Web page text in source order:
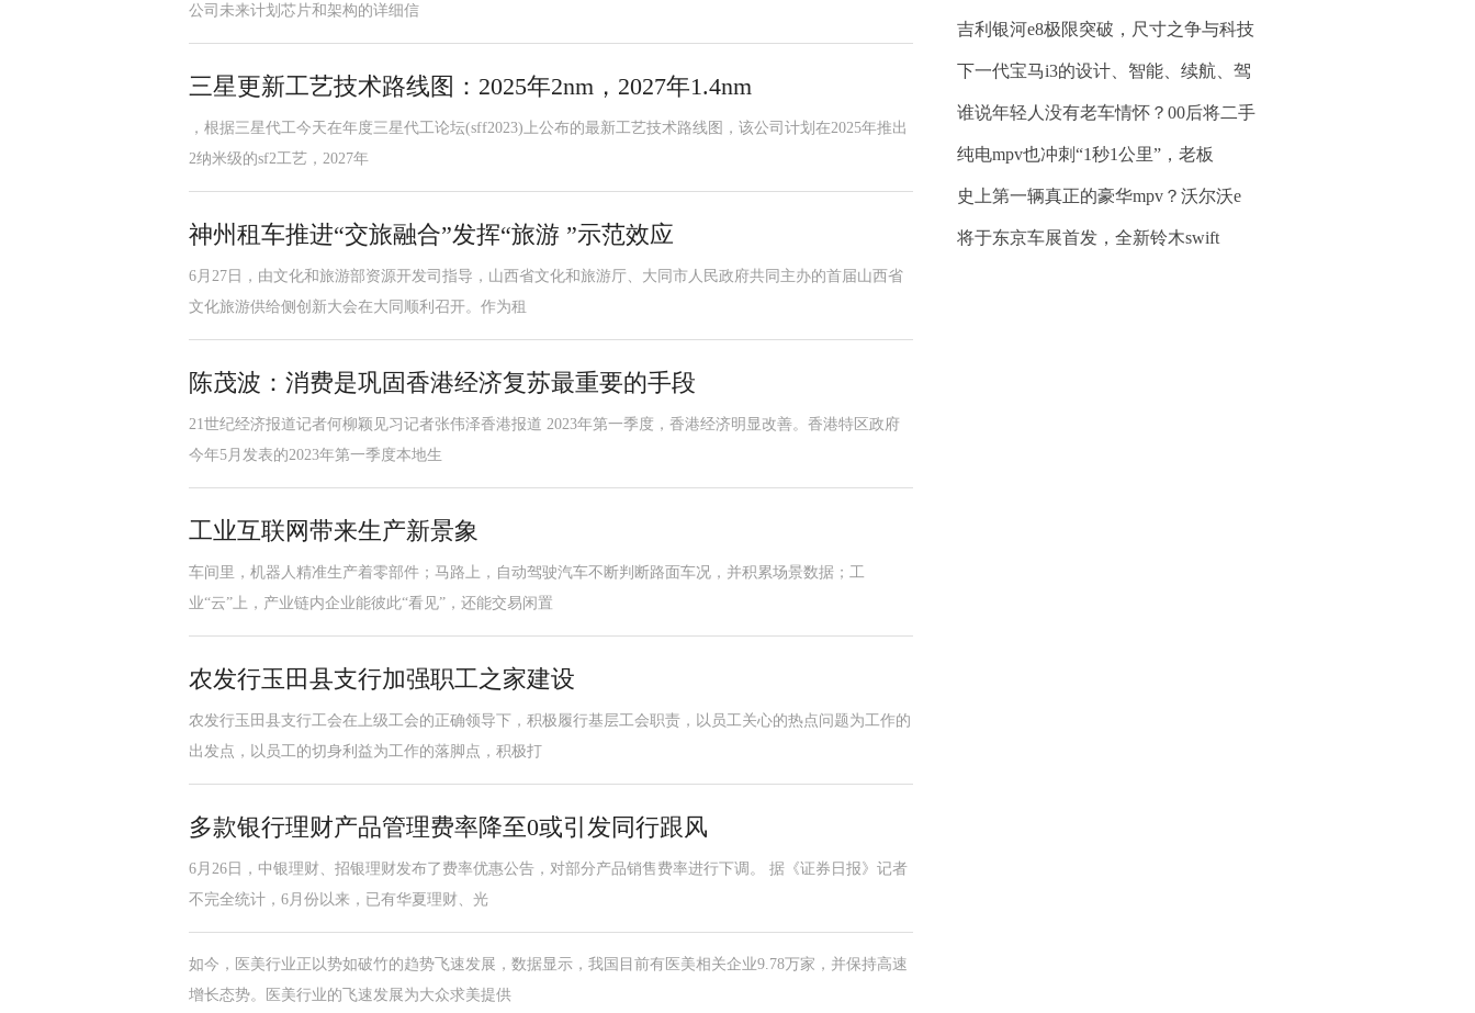
公司未来计划芯片和架构的详细信
三星更新工艺技术路线图：2025年2nm，2027年1.4nm
，根据三星代工今天在年度三星代工论坛(sff2023)上公布的最新工艺技术路线图，该公司计划在2025年推出
2纳米级的sf2工艺，2027年
神州租车推进“交旅融合”发挥“旅游 ”示范效应
6月27日，由文化和旅游部资源开发司指导，山西省文化和旅游厅、大同市人民政府共同主办的首届山西省
文化旅游供给侧创新大会在大同顺利召开。作为租
陈茂波：消费是巩固香港经济复苏最重要的手段
21世纪经济报道记者何柳颖见习记者张伟泽香港报道 2023年第一季度，香港经济明显改善。香港特区政府
今年5月发表的2023年第一季度本地生
工业互联网带来生产新景象
车间里，机器人精准生产着零部件；马路上，自动驾驶汽车不断判断路面车况，并积累场景数据；工
业“云”上，产业链内企业能彼此“看见”，还能交易闲置
农发行玉田县支行加强职工之家建设
农发行玉田县支行工会在上级工会的正确领导下，积极履行基层工会职责，以员工关心的热点问题为工作的
出发点，以员工的切身利益为工作的落脚点，积极打
多款银行理财产品管理费率降至0或引发同行跟风
6月26日，中银理财、招银理财发布了费率优惠公告，对部分产品销售费率进行下调。 据《证券日报》记者
不完全统计，6月份以来，已有华夏理财、光
如今，医美行业正以势如破竹的趋势飞速发展，数据显示，我国目前有医美相关企业9.78万家，并保持高速
增长态势。医美行业的飞速发展为大众求美提供
吉利银河e8极限突破，尺寸之争与科技
下一代宝马i3的设计、智能、续航、驾
谁说年轻人没有老车情怀？00后将二手
纯电mpv也冲刺“1秒1公里”，老板
史上第一辆真正的豪华mpv？沃尔沃e
将于东京车展首发，全新铃木swift